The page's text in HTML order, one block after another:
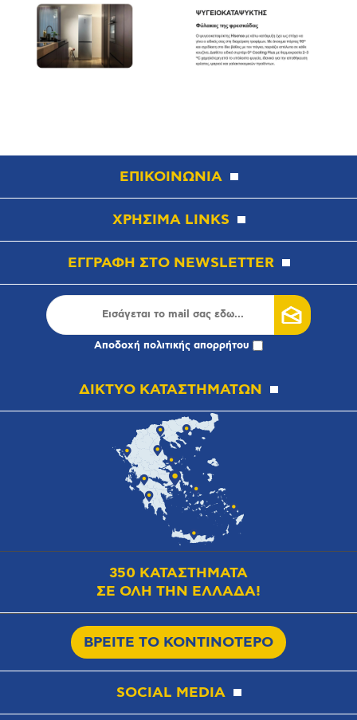
ΕΠΙΚΟΙΝΩΝΙΑ
ΧΡΗΣΙΜΑ LINKS
ΕΓΓΡΑΦΗ ΣΤΟ NEWSLETTER
Αποδοχή πολιτικής απορρήτου
ΔΙΚΤΥΟ ΚΑΤΑΣΤΗΜΑΤΩΝ
350 ΚΑΤΑΣΤΗΜΑΤΑ
ΣΕ ΟΛΗ ΤΗΝ ΕΛΛΑΔΑ!
ΒΡΕΙΤΕ ΤΟ ΚΟΝΤΙΝΟΤΕΡΟ
SOCIAL MEDIA